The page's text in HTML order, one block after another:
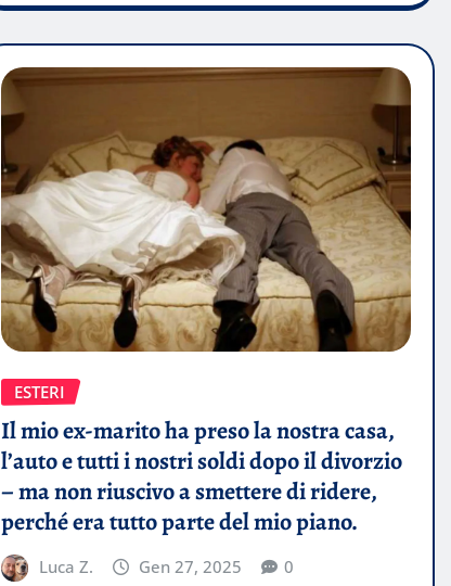
ESTERI
Il mio ex-marito ha preso la nostra casa,
l’auto e tutti i nostri soldi dopo il divorzio
– ma non riuscivo a smettere di ridere,
perché era tutto parte del mio piano.
Luca Z. Gen 27, 2025 0